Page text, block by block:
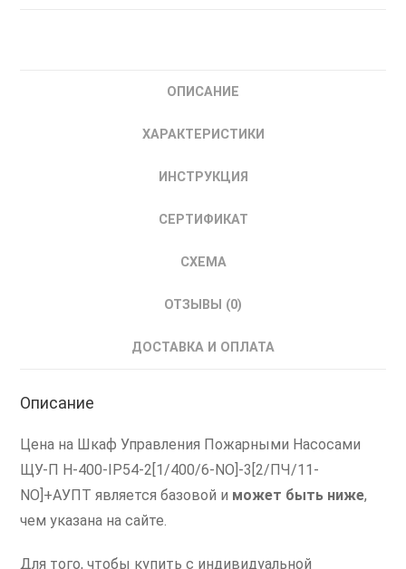
ОПИСАНИЕ
ХАРАКТЕРИСТИКИ
ИНСТРУКЦИЯ
СЕРТИФИКАТ
СХЕМА
ОТЗЫВЫ (0)
ДОСТАВКА И ОПЛАТА
Описание
Цена на Шкаф Управления Пожарными Насосами
ЩУ-П Н-400-IP54-2[1/400/6-NO]-3[2/ПЧ/11-
NO]+АУПТ является базовой и может быть ниже,
чем указана на сайте.
Для того, чтобы купить с индивидуальной